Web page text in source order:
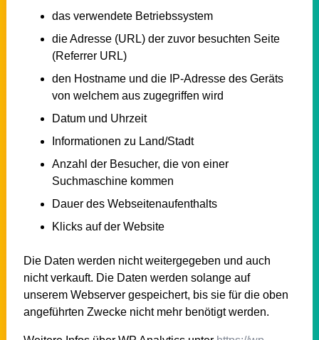
das verwendete Betriebssystem
die Adresse (URL) der zuvor besuchten Seite
(Referrer URL)
den Hostname und die IP-Adresse des Geräts
von welchem aus zugegriffen wird
Datum und Uhrzeit
Informationen zu Land/Stadt
Anzahl der Besucher, die von einer
Suchmaschine kommen
Dauer des Webseitenaufenthalts
Klicks auf der Website
Die Daten werden nicht weitergegeben und auch
nicht verkauft. Die Daten werden solange auf
unserem Webserver gespeichert, bis sie für die oben
angeführten Zwecke nicht mehr benötigt werden.